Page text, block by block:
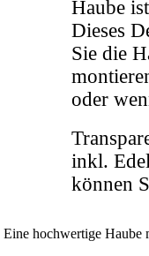
Haube
Dieses
Sie die
oder
inkl.
können
Eine hochwertige Haube